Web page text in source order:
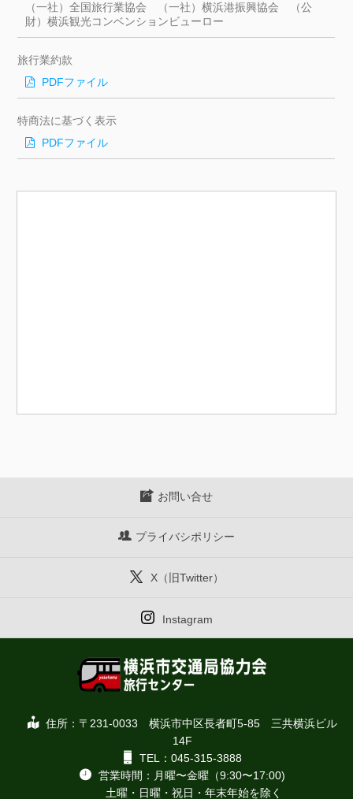
（一社）全国旅行業協会 （一社）横浜港振興協会 （公
財）横浜観光コンベンションビューロー
旅行業約款
PDFファイル
特商法に基づく表示
PDFファイル
お問い合せ
プライバシポリシー
X（旧Twitter）
Instagram
住所：〒231-0033 横浜市中区長者町5-85 三共横浜ビル
14F
TEL：045-315-3888
営業時間：月曜〜金曜（9:30〜17:00)
土曜・日曜・祝日・年末年始を除く